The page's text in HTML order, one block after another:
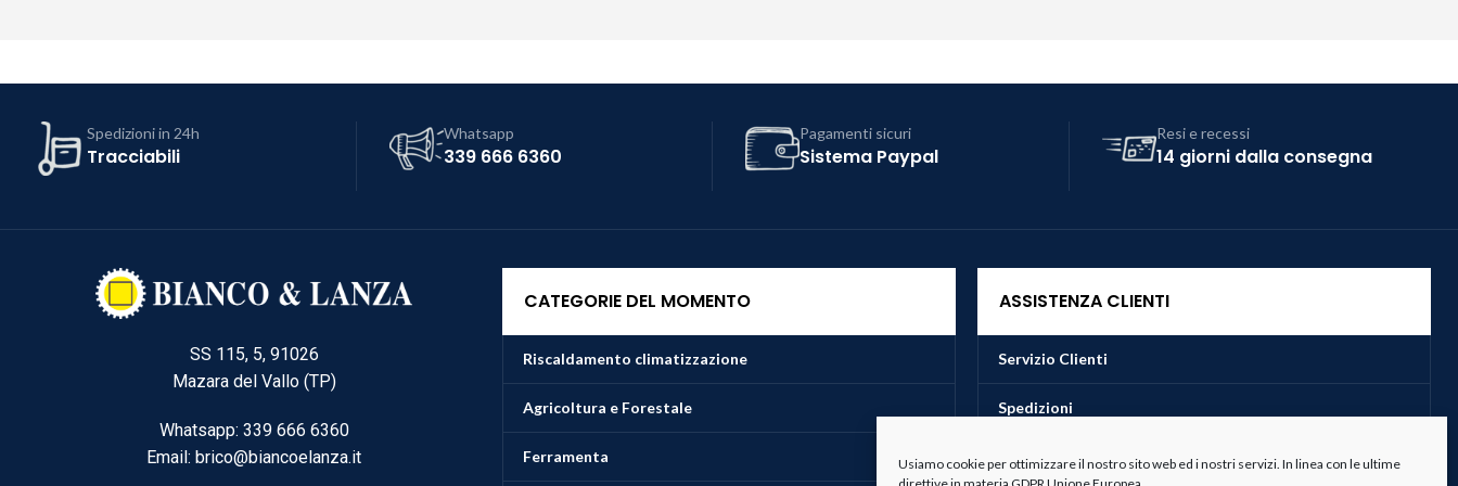
Usiamo cookie per ottimizzare il nostro sito web ed i nostri servizi. In linea con le ultime
Spedizioni in 24h
Tracciabili
Whatsapp
339 666 6360
Pagamenti sicuri
Sistema Paypal
Resi e recessi
14 giorni dalla consegna
SS 115, 5, 91026
Mazara del Vallo (TP)
Whatsapp: 339 666 6360
Email: brico@biancoelanza.it
CATEGORIE DEL MOMENTO
Riscaldamento climatizzazione
Agricoltura e Forestale
Ferramenta
ASSISTENZA CLIENTI
Servizio Clienti
Spedizioni
Resi e Recessi